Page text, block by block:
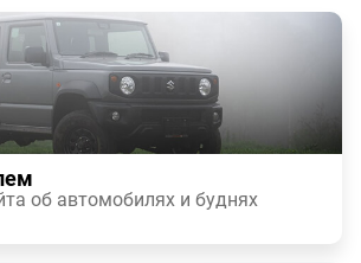
об автомобилях и буднях